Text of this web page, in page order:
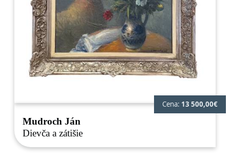
Cena: 13 500,00€
Mudroch Ján
Dievča a zátišie